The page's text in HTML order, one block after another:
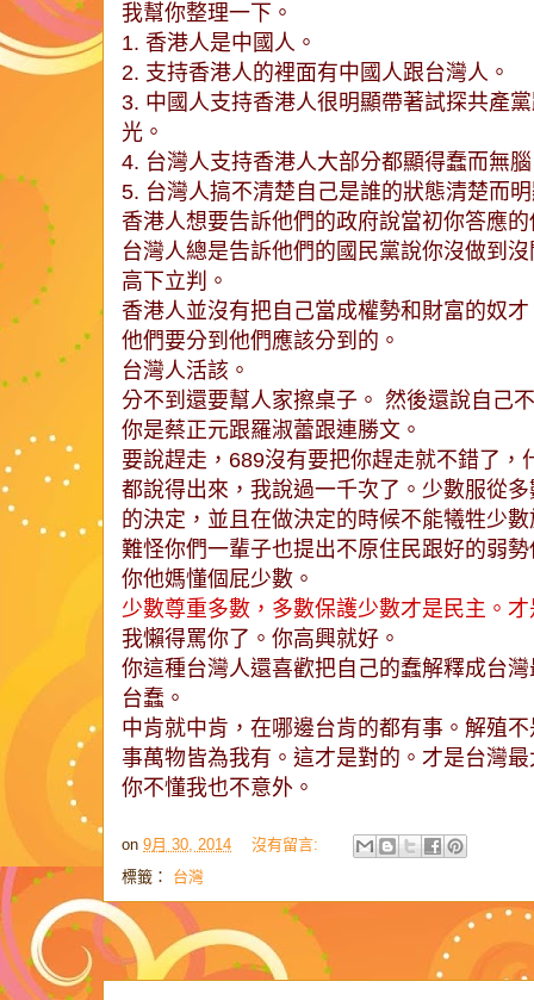
我幫你整理一下。
1. 香港人是中國人。
2. 支持香港人的裡面有中國人跟台灣人。
3. 中國人支持香港人很明顯帶著試探共產
光。
4. 台灣人支持香港人大部分都顯得蠢而無
5. 台灣人搞不清楚自己是誰的狀態清楚而
香港人想要告訴他們的政府說當初你答應
台灣人總是告訴他們的國民黨說你沒做到
高下立判。
香港人並沒有把自己當成權勢和財富的奴
他們要分到他們應該分到的。
台灣人活該。
分不到還要幫人家擦桌子。 然後還說自己
你是蔡正元跟羅淑蕾跟連勝文。
要說趕走，689沒有要把你趕走就不錯了，
都說得出來，我說過一千次了。少數服從
的決定，並且在做決定的時候不能犧牲少
難怪你們一輩子也提出不原住民跟好的弱
你他媽懂個屁少數。
少數尊重多數，多數保護少數才是民主。
我懶得罵你了。你高興就好。
你這種台灣人還喜歡把自己的蠢解釋成台
台蠢。
中肯就中肯，在哪邊台肯的都有事。解殖
事萬物皆為我有。這才是對的。才是台灣
你不懂我也不意外。
on 9月 30, 2014
沒有留言:
標籤： 台灣